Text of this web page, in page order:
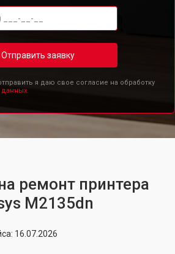
Отправить заявку
я даю свое согласие на обработку
ремонт принтера
M2135dn
16.07.2026